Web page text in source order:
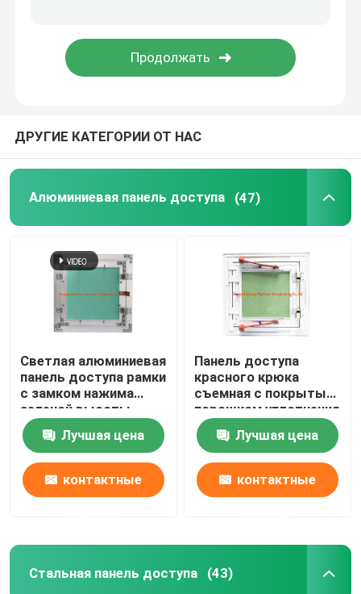
электронные запасные части
ДРУГИЕ КАТЕГОРИИ ОТ НАС
Алюминиевая панель доступа (47)
Светлая алюминиевая
панель доступа рамки
с замком нажима
зеленой высоты
штукатурной плиты
низкой особенным
Лучшая цена
контактные
Панель доступа
красного крюка
съемная с покрытым
порошком уплотнения
белым
Лучшая цена
контактные
Стальная панель доступа (43)